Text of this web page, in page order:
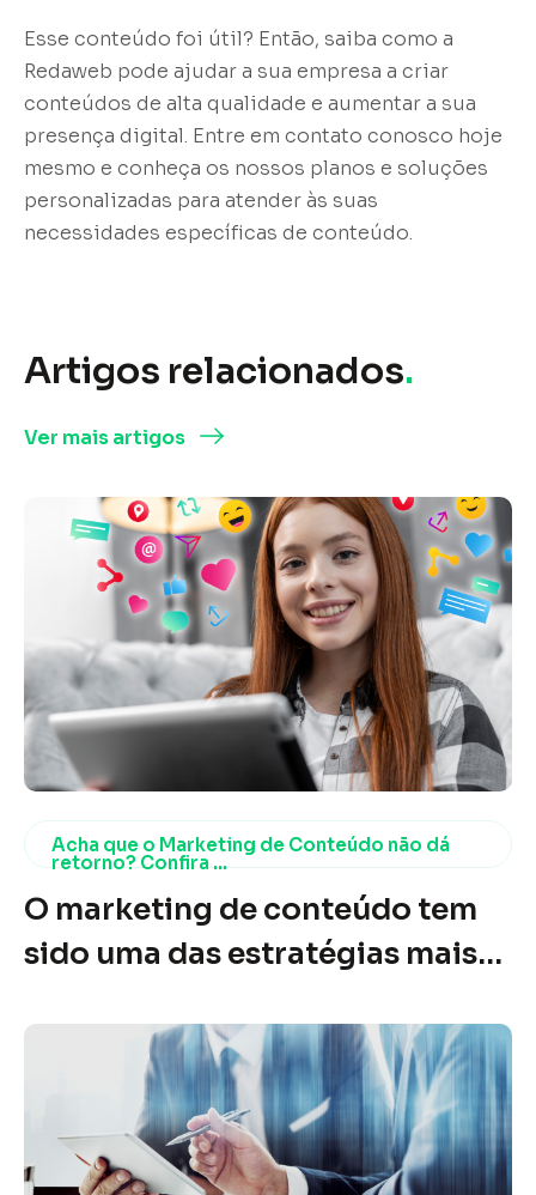
Esse conteúdo foi útil? Então, saiba como a
Redaweb pode ajudar a sua empresa a criar
conteúdos de alta qualidade e aumentar a sua
presença digital. Entre em contato conosco hoje
mesmo e conheça os nossos planos e soluções
personalizadas para atender às suas
necessidades específicas de conteúdo.
Artigos relacionados.
Ver mais artigos
Acha que o Marketing de Conteúdo não dá
retorno? Confira ...
O marketing de conteúdo tem
sido uma das estratégias mais
digital nos últimos anos. No
entanto, ainda existem muitos
empresários e profissionais de
marketing que questionam sua